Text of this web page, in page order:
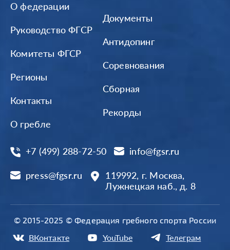
О федерации
Руководство ФГСР
Комитеты ФГСР
Регионы
Контакты
О гребле
Документы
Антидопинг
Соревнования
Сборная
Рекорды
+7 (499) 288-72-50 info@fgsr.ru
press@fgsr.ru
119992, г. Москва,
Лужнецкая наб., д. 8
© 2015-2025 © Федерация гребного спорта России
ВКонтакте YouTube Телеграм